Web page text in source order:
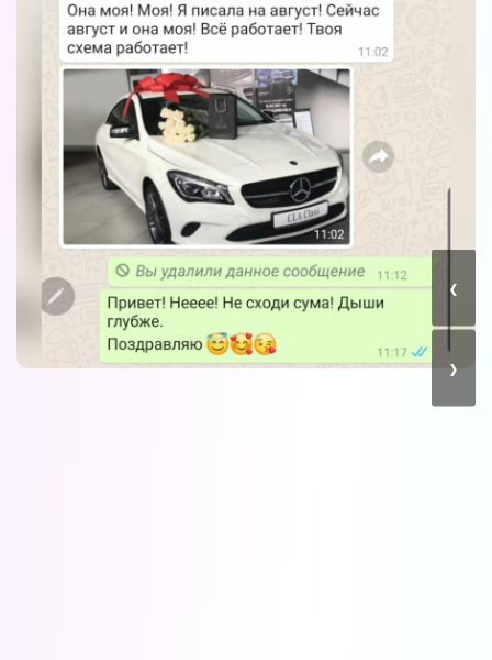
‹
›
Форум в
Телеграм
Форум на сайте